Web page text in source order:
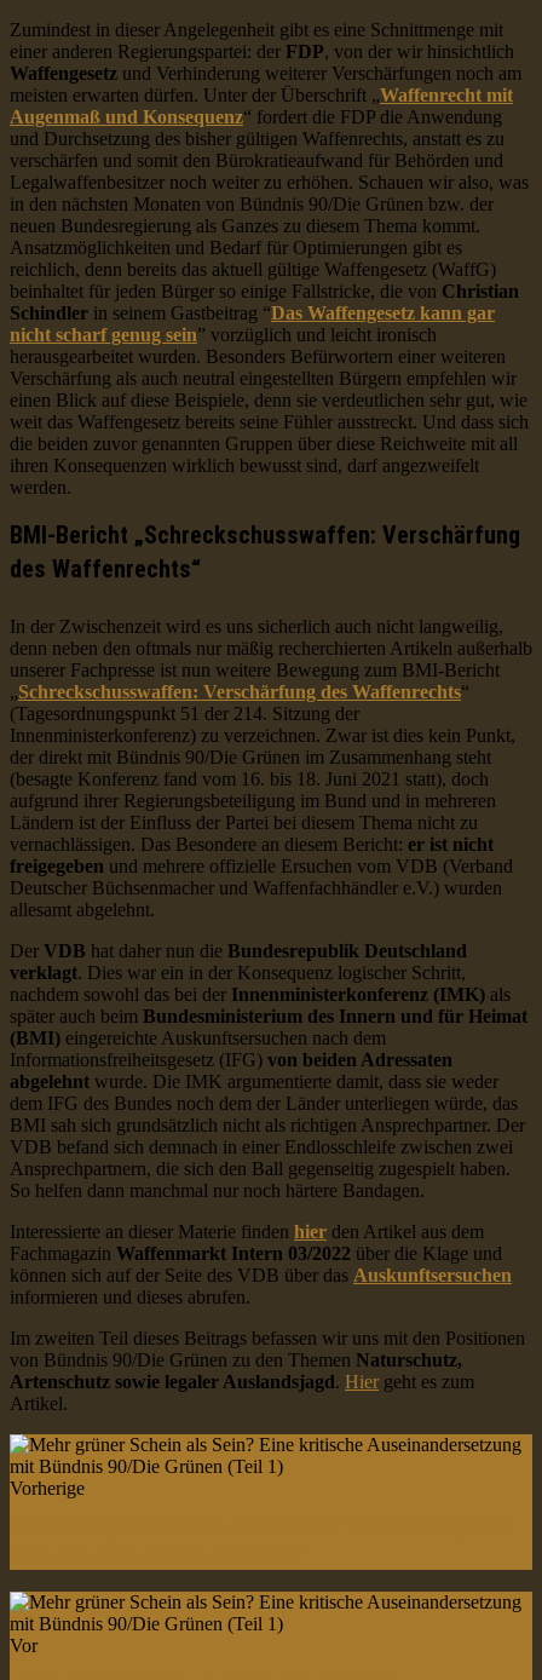
Zumindest in dieser Angelegenheit gibt es eine Schnittmenge mit
einer anderen Regierungspartei: der FDP, von der wir hinsichtlich
Waffengesetz und Verhinderung weiterer Verschärfungen noch am
meisten erwarten dürfen. Unter der Überschrift „Waffenrecht mit
Augenmaß und Konsequenz“ fordert die FDP die Anwendung
und Durchsetzung des bisher gültigen Waffenrechts, anstatt es zu
verschärfen und somit den Bürokratieaufwand für Behörden und
Legalwaffenbesitzer noch weiter zu erhöhen. Schauen wir also, was
in den nächsten Monaten von Bündnis 90/Die Grünen bzw. der
neuen Bundesregierung als Ganzes zu diesem Thema kommt.
Ansatzmöglichkeiten und Bedarf für Optimierungen gibt es
reichlich, denn bereits das aktuell gültige Waffengesetz (WaffG)
beinhaltet für jeden Bürger so einige Fallstricke, die von Christian
Schindler in seinem Gastbeitrag “Das Waffengesetz kann gar
nicht scharf genug sein” vorzüglich und leicht ironisch
herausgearbeitet wurden. Besonders Befürwortern einer weiteren
Verschärfung als auch neutral eingestellten Bürgern empfehlen wir
einen Blick auf diese Beispiele, denn sie verdeutlichen sehr gut, wie
weit das Waffengesetz bereits seine Fühler ausstreckt. Und dass sich
die beiden zuvor genannten Gruppen über diese Reichweite mit all
ihren Konsequenzen wirklich bewusst sind, darf angezweifelt
werden.
BMI-Bericht „Schreckschusswaffen: Verschärfung
des Waffenrechts“
In der Zwischenzeit wird es uns sicherlich auch nicht langweilig,
denn neben den oftmals nur mäßig recherchierten Artikeln außerhalb
unserer Fachpresse ist nun weitere Bewegung zum BMI-Bericht
„Schreckschusswaffen: Verschärfung des Waffenrechts“
(Tagesordnungspunkt 51 der 214. Sitzung der
Innenministerkonferenz) zu verzeichnen. Zwar ist dies kein Punkt,
der direkt mit Bündnis 90/Die Grünen im Zusammenhang steht
(besagte Konferenz fand vom 16. bis 18. Juni 2021 statt), doch
aufgrund ihrer Regierungsbeteiligung im Bund und in mehreren
Ländern ist der Einfluss der Partei bei diesem Thema nicht zu
vernachlässigen. Das Besondere an diesem Bericht: er ist nicht
freigegeben und mehrere offizielle Ersuchen vom VDB (Verband
Deutscher Büchsenmacher und Waffenfachhändler e.V.) wurden
allesamt abgelehnt.
Der VDB hat daher nun die Bundesrepublik Deutschland
verklagt. Dies war ein in der Konsequenz logischer Schritt,
nachdem sowohl das bei der Innenministerkonferenz (IMK) als
später auch beim Bundesministerium des Innern und für Heimat
(BMI) eingereichte Auskunftsersuchen nach dem
Informationsfreiheitsgesetz (IFG) von beiden Adressaten
abgelehnt wurde. Die IMK argumentierte damit, dass sie weder
dem IFG des Bundes noch dem der Länder unterliegen würde, das
BMI sah sich grundsätzlich nicht als richtigen Ansprechpartner. Der
VDB befand sich demnach in einer Endlosschleife zwischen zwei
Ansprechpartnern, die sich den Ball gegenseitig zugespielt haben.
So helfen dann manchmal nur noch härtere Bandagen.
Interessierte an dieser Materie finden hier den Artikel aus dem
Fachmagazin Waffenmarkt Intern 03/2022 über die Klage und
können sich auf der Seite des VDB über das Auskunftsersuchen
informieren und dieses abrufen.
Im zweiten Teil dieses Beitrags befassen wir uns mit den Positionen
von Bündnis 90/Die Grünen zu den Themen Naturschutz,
Artenschutz sowie legaler Auslandsjagd. Hier geht es zum
Artikel.
Vorherige
Vor